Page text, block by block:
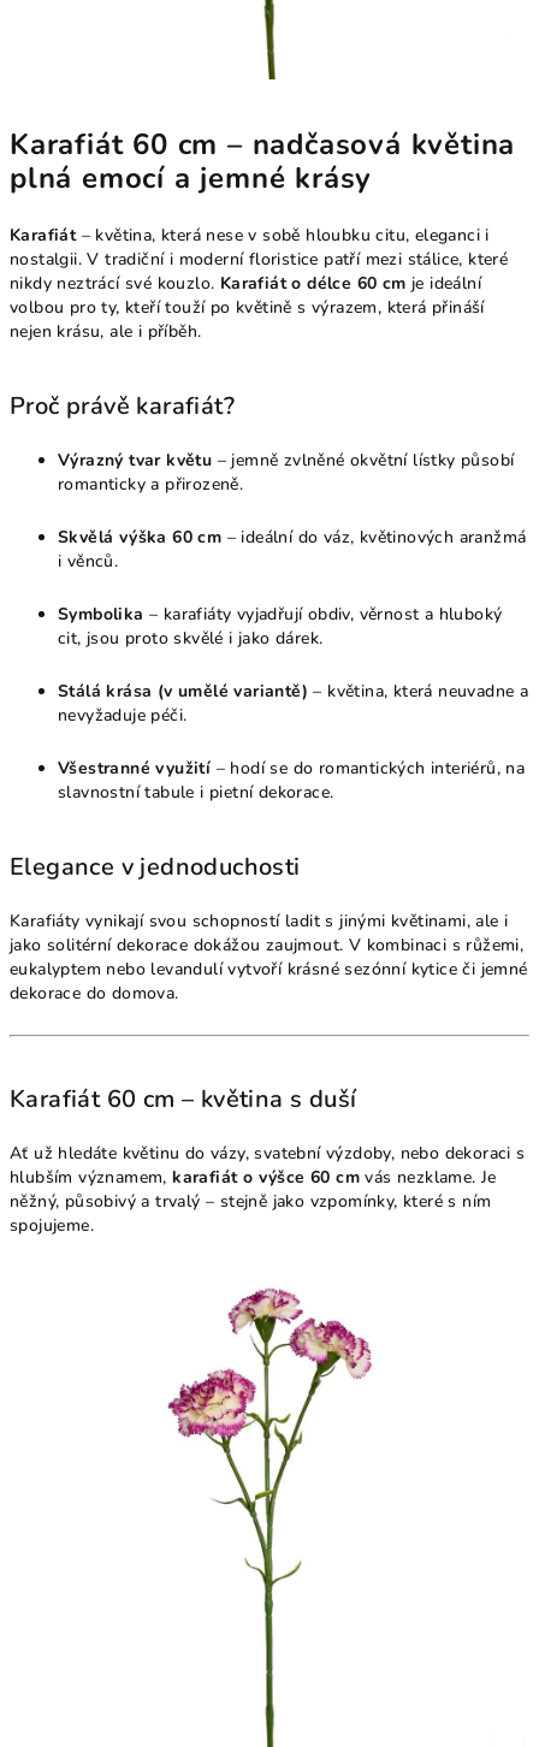
Karafiát 60 cm – nadčasová květina
plná emocí a jemné krásy
Karafiát– květina, která nese v sobě hloubku citu, eleganci i
nostalgii. V tradiční i moderní floristice patří mezi stálice, které
nikdy neztrácí své kouzlo. Karafiát o délce 60 cm je ideální
volbou pro ty, kteří touží po květině s výrazem, která přináší
nejen krásu, ale i příběh.
Proč právě karafiát?
Výrazný tvar květu – jemně zvlněné okvětní lístky působí
romanticky a přirozeně.
Skvělá výška 60 cm – ideální do váz, květinových aranžmá
i věnců.
Symbolika – karafiáty vyjadřují obdiv, věrnost a hluboký
cit, jsou proto skvělé i jako dárek.
Stálá krása (v umělé variantě) – květina, která neuvadne a
nevyžaduje péči.
Všestranné využití – hodí se do romantických interiérů, na
slavnostní tabule i pietní dekorace.
Elegance v jednoduchosti
Karafiáty vynikají svou schopností ladit s jinými květinami, ale i
jako solitérní dekorace dokážou zaujmout. V kombinaci s růžemi,
eukalyptem nebo levandulí vytvoří krásné sezónní kytice či jemné
dekorace do domova.
Karafiát 60 cm – květina s duší
Ať už hledáte květinu do vázy, svatební výzdoby, nebo dekoraci s
hlubším významem, karafiát o výšce 60 cm vás nezklame. Je
něžný, působivý a trvalý – stejně jako vzpomínky, které s ním
spojujeme.